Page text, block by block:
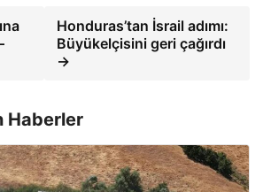
Honduras’tan İsrail adımı:
Büyükelçisini geri çağırdı
→
Haberler